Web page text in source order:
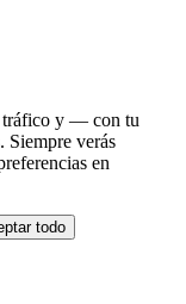
tráfico y — con tu
Siempre verás
en
todo